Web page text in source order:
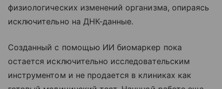
физиологических изменений организма, опираясь
исключительно на ДНК-данные.
Созданный с помощью ИИ биомаркер пока
остается исключительно исследовательским
инструментом и не продается в клиниках как